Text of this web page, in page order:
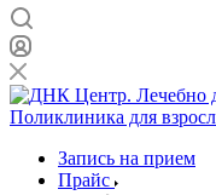
Запись на прием
Прайс